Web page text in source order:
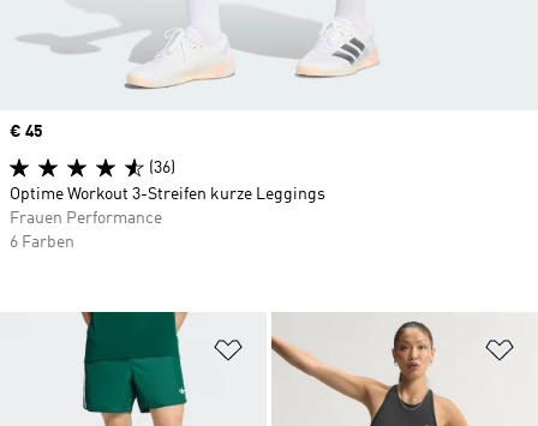
Zur Wunschliste hinzufügen
Price
€ 45
(36)
Optime Workout 3-Streifen kurze Leggings
Frauen Performance
6 Farben